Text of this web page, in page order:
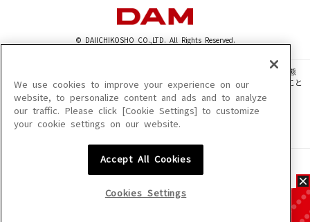
© DAIICHIKOSHO CO.,LTD. All Rights Reserved.
このサイトに掲載されている一切の文章・画像・写真・動画・音声等を、手段や形態
を問わず、著作権法の定める範囲を超えて無断で複製、転載、ファイル化などすること
を禁じます。
楽曲及びコンテンツは、機種によりご利用いただけない場合があります。
楽曲及びコンテンツの配信日、配信内容が変更になる場合があります。
We use cookies to improve your experience on our
website, to personalize content and ads and to analyze
our traffic. Please click [Cookie Settings] to customize
your cookie settings on our website.
Accept All Cookies
Cookies Settings